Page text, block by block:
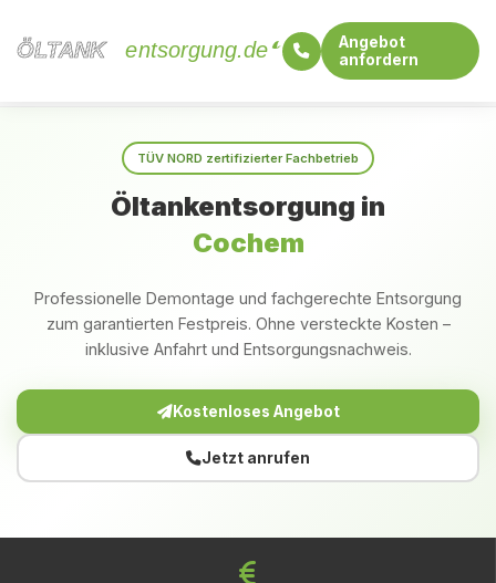
ÖLTANK
ÖLTANK entsorgung.de
Angebot
anfordern
TÜV NORD zertifizierter Fachbetrieb
Öltankentsorgung in
Cochem
Professionelle Demontage und fachgerechte Entsorgung
zum garantierten Festpreis. Ohne versteckte Kosten –
inklusive Anfahrt und Entsorgungsnachweis.
Kostenloses Angebot
Jetzt anrufen